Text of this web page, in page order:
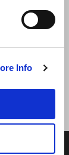
Info
저 호텔 그룹 회